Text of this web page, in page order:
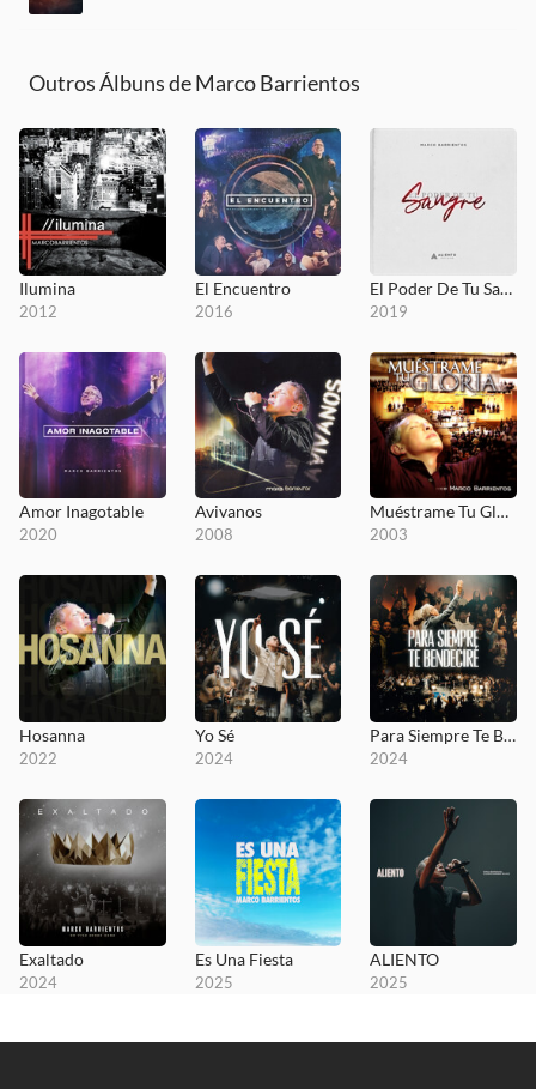
Outros Álbuns de Marco Barrientos
Ilumina
2012
El Encuentro
2016
El Poder De Tu Sangre
2019
Amor Inagotable
2020
Avivanos
2008
Muéstrame Tu Gloria
2003
Hosanna
2022
Yo Sé
2024
Para Siempre Te Bendeciré
2024
Exaltado
2024
Es Una Fiesta
2025
ALIENTO
2025